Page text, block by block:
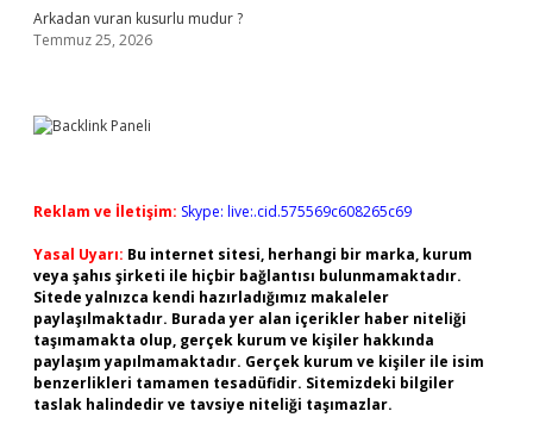
Arkadan vuran kusurlu mudur ?
Temmuz 25, 2026
Reklam ve İletişim: Skype: live:.cid.575569c608265c69
Yasal Uyarı: Bu internet sitesi, herhangi bir marka, kurum
veya şahıs şirketi ile hiçbir bağlantısı bulunmamaktadır.
Sitede yalnızca kendi hazırladığımız makaleler
paylaşılmaktadır. Burada yer alan içerikler haber niteliği
taşımamakta olup, gerçek kurum ve kişiler hakkında
paylaşım yapılmamaktadır. Gerçek kurum ve kişiler ile isim
benzerlikleri tamamen tesadüfidir. Sitemizdeki bilgiler
taslak halindedir ve tavsiye niteliği taşımazlar.